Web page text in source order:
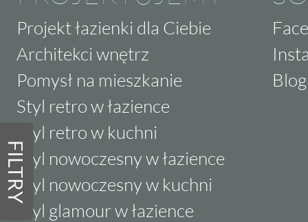
FILTRY
Projekt łazienki dla Ciebie
Architekci wnętrz
Pomysł na mieszkanie
Styl retro w łazience
Styl retro w kuchni
Styl nowoczesny w łazience
Styl nowoczesny w kuchni
Styl glamour w łazience
Blog